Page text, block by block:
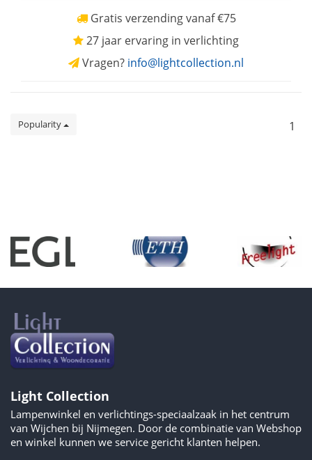
Gratis verzending vanaf €75
27 jaar ervaring in verlichting
Vragen? info@lightcollection.nl
Popularity 1
Light Collection
Lampenwinkel en verlichtings-speciaalzaak in het centrum
van Wijchen bij Nijmegen. Door de combinatie van Webshop
en winkel kunnen we service gericht klanten helpen.